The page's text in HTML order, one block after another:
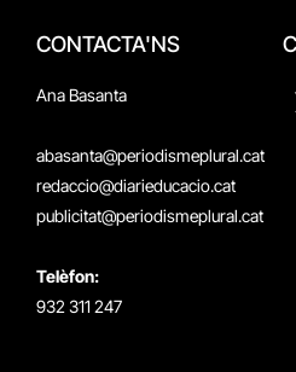
CONTACTA'NS
Ana Basanta
abasanta@periodismeplural.cat
redaccio@diarieducacio.cat
publicitat@periodismeplural.cat
Telèfon:
932 311 247